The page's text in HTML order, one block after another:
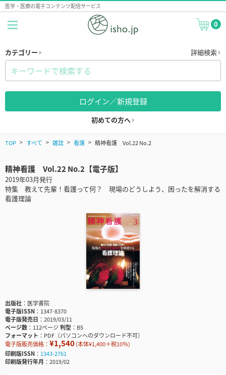
医学・医療の電子コンテンツ配信サービス
0
カテゴリー 詳細検索
ログイン／新規登録
初めての方へ
TOP すべて 雑誌 看護 精神看護 Vol.22 No.2
精神看護 Vol.22 No.2【電子版】
2019年03月発行
特集 教えて先輩！看護って何？ 現場のどうしよう、困ったを解消する
看護理論
出版社
医学書院
電子版ISSN
1347-8370
電子版発売日
2019/03/11
ページ数
112ページ判型
B5
フォーマット
PDF（パソコンへのダウンロード不可）
電子版販売価格： ¥1,540(本体¥1,400＋税10％)
印刷版ISSN
1343-2761
印刷版発行年月
2019/02